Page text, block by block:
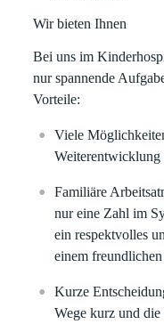
Wir bieten Ihnen
Bei uns im
nur spannende
Vorteile:
Viele
Weiterentwicklung
Familiäre
nur eine Zahl im
ein respektvolles
einem
Kurze
Wege kurz und